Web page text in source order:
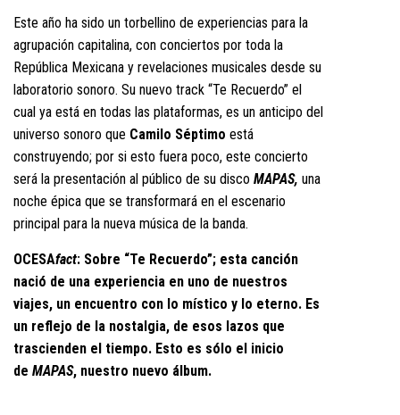
Este año ha sido un torbellino de experiencias para la
agrupación capitalina, con conciertos por toda la
República Mexicana y revelaciones musicales desde su
laboratorio sonoro. Su nuevo track “Te Recuerdo” el
cual ya está en todas las plataformas, es un anticipo del
universo sonoro que Camilo Séptimo está
construyendo; por si esto fuera poco, este concierto
será la presentación al público de su disco MAPAS, una
noche épica que se transformará en el escenario
principal para la nueva música de la banda.
OCESAfact: Sobre “Te Recuerdo”; esta canción
nació de una experiencia en uno de nuestros
viajes, un encuentro con lo místico y lo eterno. Es
un reflejo de la nostalgia, de esos lazos que
trascienden el tiempo. Esto es sólo el inicio
de MAPAS, nuestro nuevo álbum.